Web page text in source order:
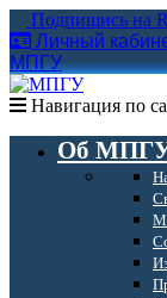
Подпишись на
Личный
МПГУ
Навигация по
Об